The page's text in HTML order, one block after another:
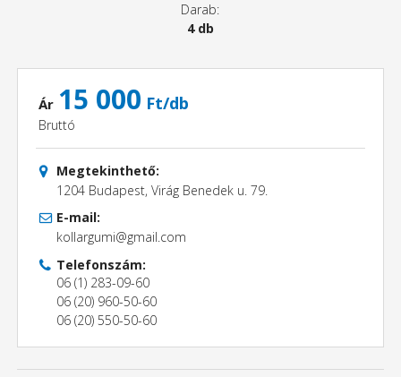
Darab:
4 db
Ár 15 000 Ft/db
Bruttó
Megtekinthető:
1204 Budapest, Virág Benedek u. 79.
E-mail:
kollargumi@gmail.com
Telefonszám:
06 (1) 283-09-60
06 (20) 960-50-60
06 (20) 550-50-60